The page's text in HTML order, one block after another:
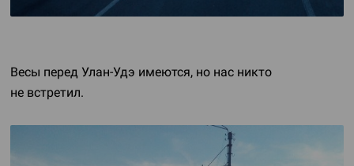
Весы перед Улан-Удэ имеются, но нас никто
не встретил.